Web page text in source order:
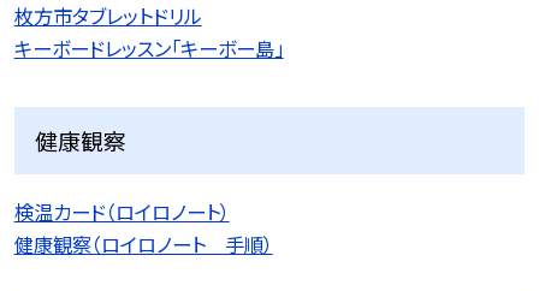
枚方市タブレットドリル
キーボードレッスン「キーボー島」
健康観察
検温カード（ロイロノート）
健康観察（ロイロノート 手順）